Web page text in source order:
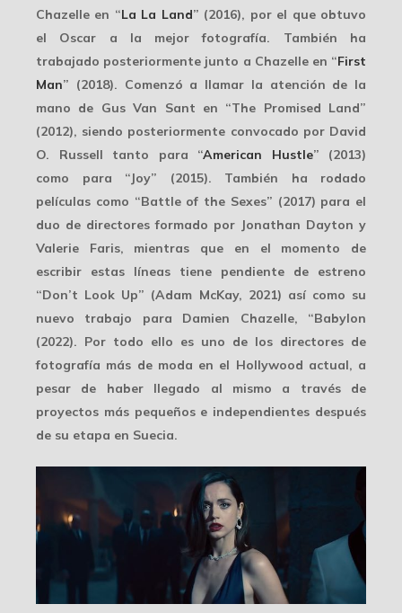
Chazelle en “La La Land” (2016), por el que obtuvo
el Oscar a la mejor fotografía. También ha
trabajado posteriormente junto a Chazelle en “First
Man” (2018). Comenzó a llamar la atención de la
mano de Gus Van Sant en “The Promised Land”
(2012), siendo posteriormente convocado por David
O. Russell tanto para “American Hustle” (2013)
como para “Joy” (2015). También ha rodado
películas como “Battle of the Sexes” (2017) para el
duo de directores formado por Jonathan Dayton y
Valerie Faris, mientras que en el momento de
escribir estas líneas tiene pendiente de estreno
“Don’t Look Up” (Adam McKay, 2021) así como su
nuevo trabajo para Damien Chazelle, “Babylon
(2022). Por todo ello es uno de los directores de
fotografía más de moda en el Hollywood actual, a
pesar de haber llegado al mismo a través de
proyectos más pequeños e independientes después
de su etapa en Suecia.